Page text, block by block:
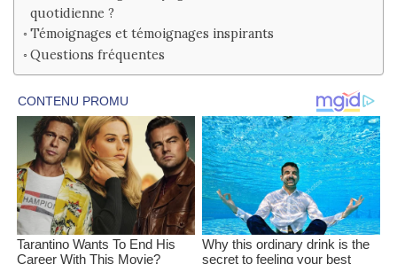
quotidienne ?
Témoignages et témoignages inspirants
Questions fréquentes